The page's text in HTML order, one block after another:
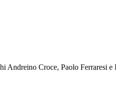
Andreino Croce, Paolo Ferraresi